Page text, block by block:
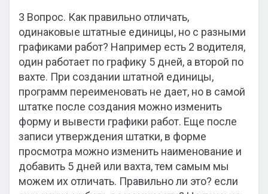
3 Вопрос. Как правильно отличать,
одинаковые штатные единицы, но с разными
графиками работ? Например есть 2 водителя,
один работает по графику 5 дней, а второй по
вахте. При создании штатной единицы,
программ переименовать не дает, но в самой
штатке после создания можно изменить
форму и вывести графики работ. Еще после
записи утверждения штатки, в форме
просмотра можно изменить наименование и
добавить 5 дней или вахта, тем самым мы
можем их отличать. Правильно ли это? если